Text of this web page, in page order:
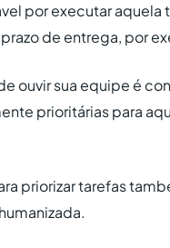
por executar aquela
de entrega, por
ouvir sua equipe é
prioritárias para
priorizar tarefas